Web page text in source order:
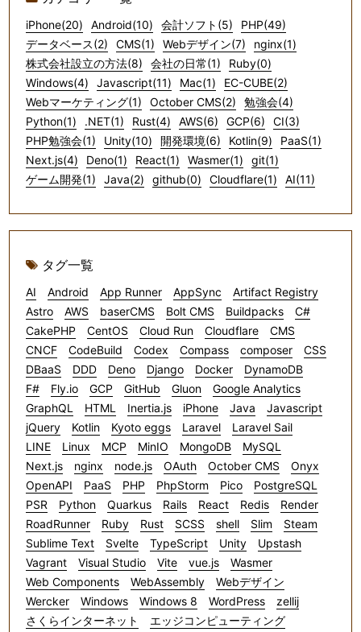
iPhone(20) Android(10) 会計ソフト(5)
PHP(49)
データベース(2)
CMS(1) Webデザイン(7)
nginx(1)
株式会社設立の方法(8)
会社の日常(1)
Ruby(0)
Windows(4)
Javascript(11) Mac(1)
EC-CUBE(2)
Webマーケティング(1)
October CMS(2)
勉強会(4)
Python(1)
.NET(1) Rust(4) AWS(6) GCP(6)
CI(3)
PHP勉強会(1)
Unity(10) 開発環境(6) Kotlin(9)
PaaS(1)
Next.js(4)
Deno(1) React(1) Wasmer(1)
git(1)
ゲーム開発(1)
Java(2) github(0) Cloudflare(1) AI(11)
タグ一覧
AI Android App Runner AppSync
Artifact Registry
Astro
AWS baserCMS Bolt CMS Buildpacks
C#
CakePHP
CentOS Cloud Run Cloudflare
CMS
CNCF
CodeBuild Codex Compass composer
CSS
DBaaS
DDD Deno Django Docker
DynamoDB
F#
Fly.io GCP GitHub Gluon
Google Analytics
GraphQL
HTML Inertia.js iPhone Java
Javascript
jQuery
Kotlin Kyoto eggs Laravel
Laravel Sail
LINE
Linux MCP MinIO MongoDB
MySQL
Next.js
nginx node.js OAuth October CMS
Onyx
OpenAPI
PaaS PHP PhpStorm Pico
PostgreSQL
PSR
Python Quarkus Rails React Redis
Render
RoadRunner
Ruby Rust SCSS shell Slim
Steam
Sublime Text
Svelte TypeScript Unity
Upstash
Vagrant
Visual Studio Vite vue.js
Wasmer
Web Components
WebAssembly
Webデザイン
Wercker
Windows Windows 8 WordPress
zellij
さくらインターネット
エッジコンピューティング